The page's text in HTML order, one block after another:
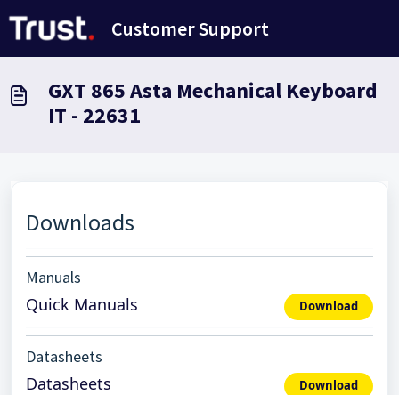
Customer Support
GXT 865 Asta Mechanical Keyboard
IT - 22631
Downloads
Manuals
Quick Manuals Download
Datasheets
Datasheets Download